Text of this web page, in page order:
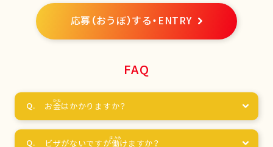
応募（おうぼ）する・ENTRY
FAQ
お金はかかりますか？
ビザがないですが働けますか？